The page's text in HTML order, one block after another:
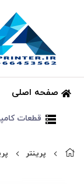
صفحه اصلی
قطعات
پرینتر